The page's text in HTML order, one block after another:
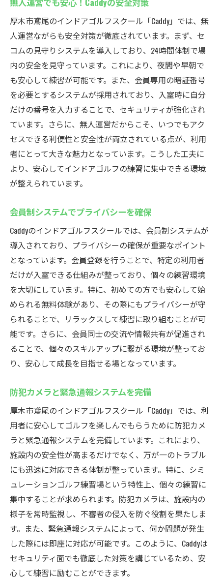
厚木市鳶尾のインドアゴルフスクール「Caddy」では、無
人運営ながらも安全対策が徹底されています。まず、セ
コムの見守りシステムを導入しており、24時間体制で場
内の安全を見守っています。これにより、夜間や早朝で
も安心して練習が可能です。また、会員専用の暗証番号
を必要とするシステムが採用されており、入室時に自分
だけの番号を入力することで、セキュリティが強化され
ています。さらに、無人運営だからこそ、いつでもアク
セスできる利便性と安全性が両立されている点が、利用
者にとって大きな魅力となっています。こうした工夫に
より、安心してインドアゴルフの練習に集中できる環境
が整えられています。
会員制システムでプライバシーを確保
Caddyのインドアゴルフスクールでは、会員制システムが
導入されており、プライバシーの確保が重要なポイント
となっています。会員登録を行うことで、特定の利用者
だけが入室できる仕組みが整っており、個々の練習環境
を大切にしています。特に、初めての方でも安心して始
められる無料体験があり、その際にもプライバシーが守
られることで、リラックスして練習に取り組むことが可
能です。さらに、会員同士の交流や情報共有が促進され
ることで、個々のスキルアップに繋がる環境が整ってお
り、安心して成長を目指せる場となっています。
防犯カメラと緊急通報システムを完備
厚木市鳶尾のインドアゴルフスクール「Caddy」では、利
用者に安心してゴルフを楽しんでもらうために防犯カメ
ラと緊急通報システムを完備しています。これにより、
施設内の安全性が高まるだけでなく、万が一のトラブル
にも迅速に対応できる体制が整っています。特に、シミ
ュレーションゴルフ練習場という特性上、個々の練習に
集中することが求められます。防犯カメラは、施設内の
様子を常時監視し、不審者の侵入を防ぐ役割を果たしま
す。また、緊急通報システムによって、何か問題が発生
した際には即座に対応が可能です。このように、Caddyは
セキュリティ面でも徹底した対策を講じているため、安
心して練習に励むことができます。